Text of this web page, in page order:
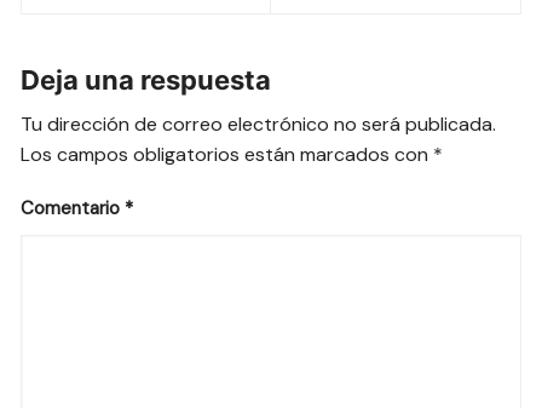
Deja una respuesta
Tu dirección de correo electrónico no será publicada.
Los campos obligatorios están marcados con *
Comentario *